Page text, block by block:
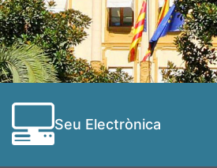
Seu Electrònica